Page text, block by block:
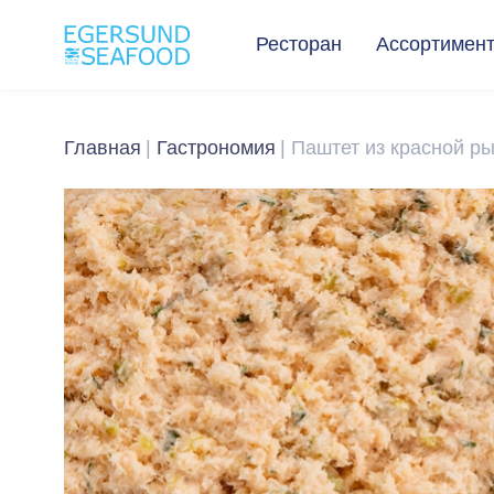
Ресторан
Главная Гастрономия Паштет из красной